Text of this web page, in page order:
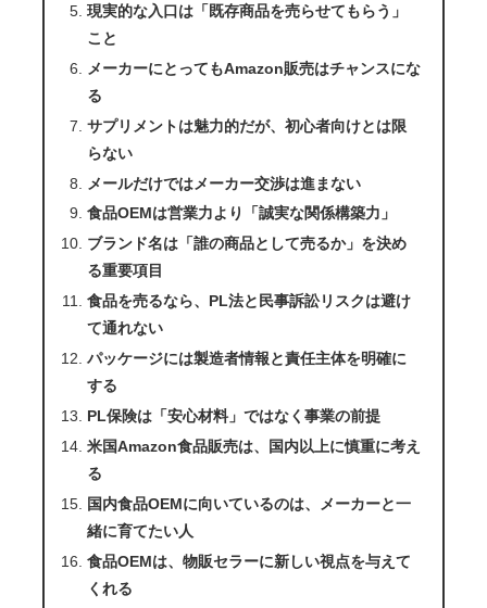
現実的な入口は「既存商品を売らせてもらう」
こと
メーカーにとってもAmazon販売はチャンスにな
る
サプリメントは魅力的だが、初心者向けとは限
らない
メールだけではメーカー交渉は進まない
食品OEMは営業力より「誠実な関係構築力」
ブランド名は「誰の商品として売るか」を決め
る重要項目
食品を売るなら、PL法と民事訴訟リスクは避け
て通れない
パッケージには製造者情報と責任主体を明確に
する
PL保険は「安心材料」ではなく事業の前提
米国Amazon食品販売は、国内以上に慎重に考え
る
国内食品OEMに向いているのは、メーカーと一
緒に育てたい人
食品OEMは、物販セラーに新しい視点を与えて
くれる